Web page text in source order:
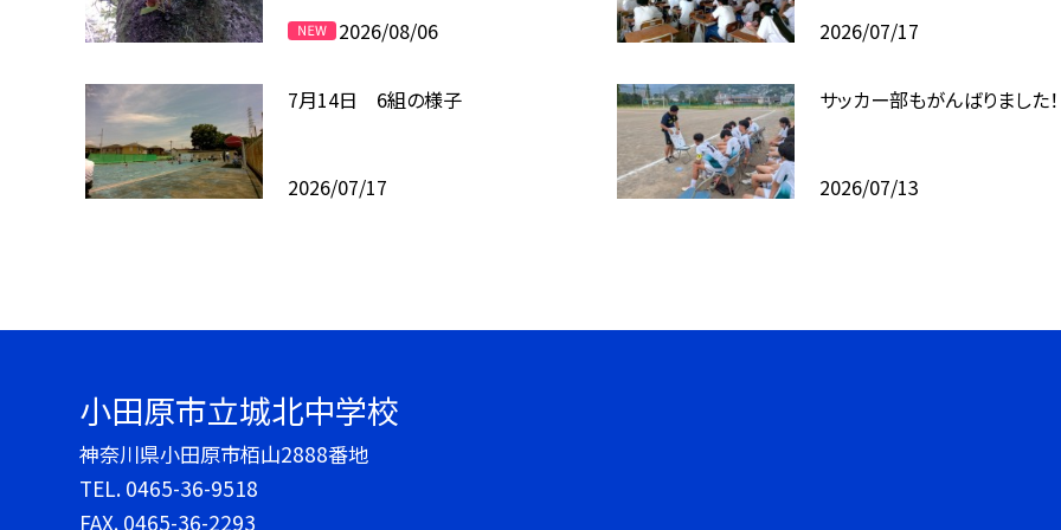
2026/08/06 2026/07/17
7月14日 6組の様子
2026/07/17
サッカー部もがんばりました！
2026/07/13
小田原市立城北中学校
神奈川県小田原市栢山2888番地
TEL. 0465-36-9518
FAX. 0465-36-2293